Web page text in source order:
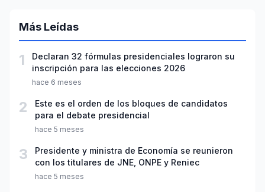
Más Leídas
1
Declaran 32 fórmulas presidenciales lograron su
inscripción para las elecciones 2026
hace 6 meses
2
Este es el orden de los bloques de candidatos
para el debate presidencial
hace 5 meses
3
Presidente y ministra de Economía se reunieron
con los titulares de JNE, ONPE y Reniec
hace 5 meses